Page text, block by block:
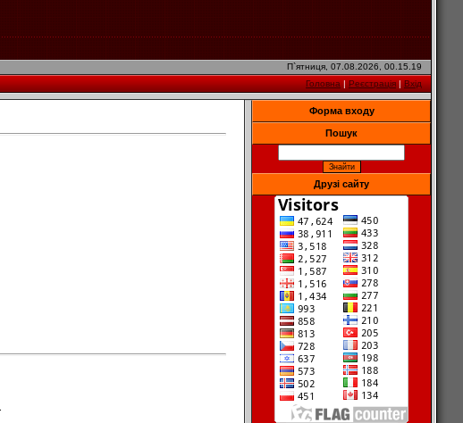
П`ятниця, 07.08.2026, 00.15.19
Головна|Реєстрація|Вхід
Форма входу
Пошук
Друзі сайту